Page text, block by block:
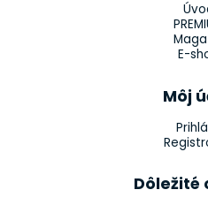
E-
Môj
Dôležité